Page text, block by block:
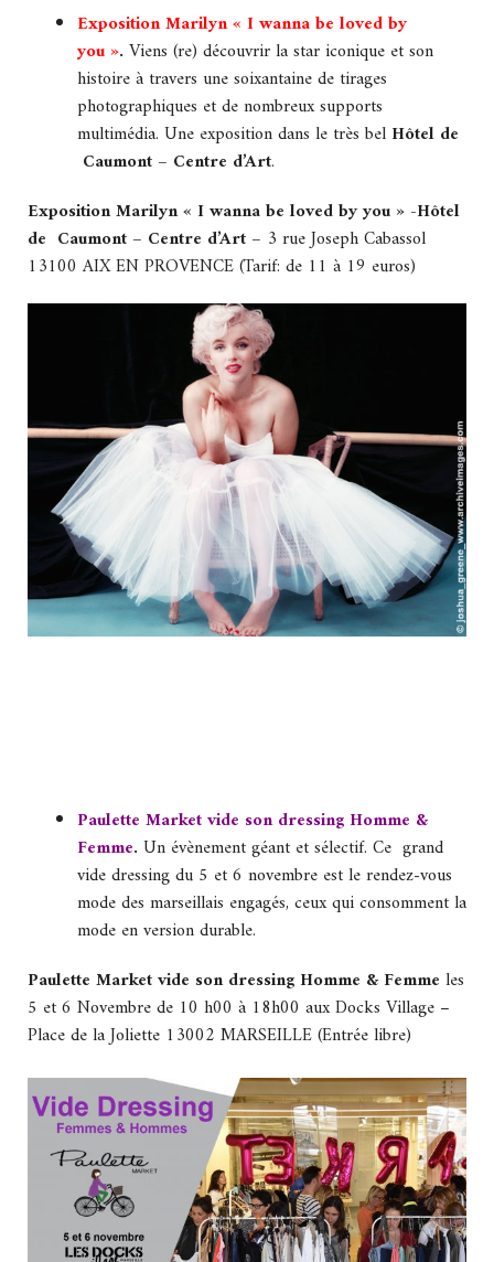
Exposition Marilyn « I wanna be loved by
you ». Viens (re) découvrir la star iconique et son
histoire à travers une soixantaine de tirages
photographiques et de nombreux supports
multimédia. Une exposition dans le très bel Hôtel de
Caumont – Centre d’Art.
Exposition Marilyn « I wanna be loved by you » -Hôtel
de Caumont – Centre d’Art – 3 rue Joseph Cabassol
13100 AIX EN PROVENCE (Tarif: de 11 à 19 euros)
Paulette Market vide son dressing Homme &
Femme. Un évènement géant et sélectif. Ce grand
vide dressing du 5 et 6 novembre est le rendez-vous
mode des marseillais engagés, ceux qui consomment la
mode en version durable.
Paulette Market vide son dressing Homme & Femme les
5 et 6 Novembre de 10 h00 à 18h00 aux Docks Village –
Place de la Joliette 13002 MARSEILLE (Entrée libre)